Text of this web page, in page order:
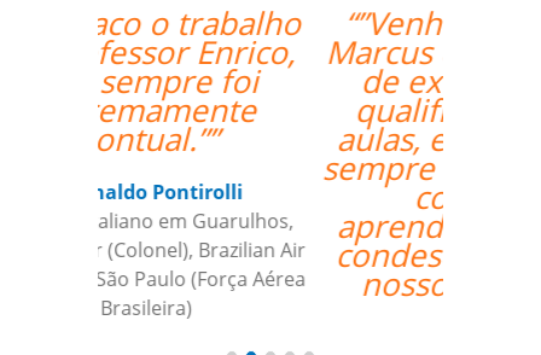
“”Venho o professor
Marcus da Fonte. Além
de extremamente
qualificado para as
aulas, ele se mostrou
sempre comprometido
com nosso
aprendizado além de
condescendente com
nossos horários.””